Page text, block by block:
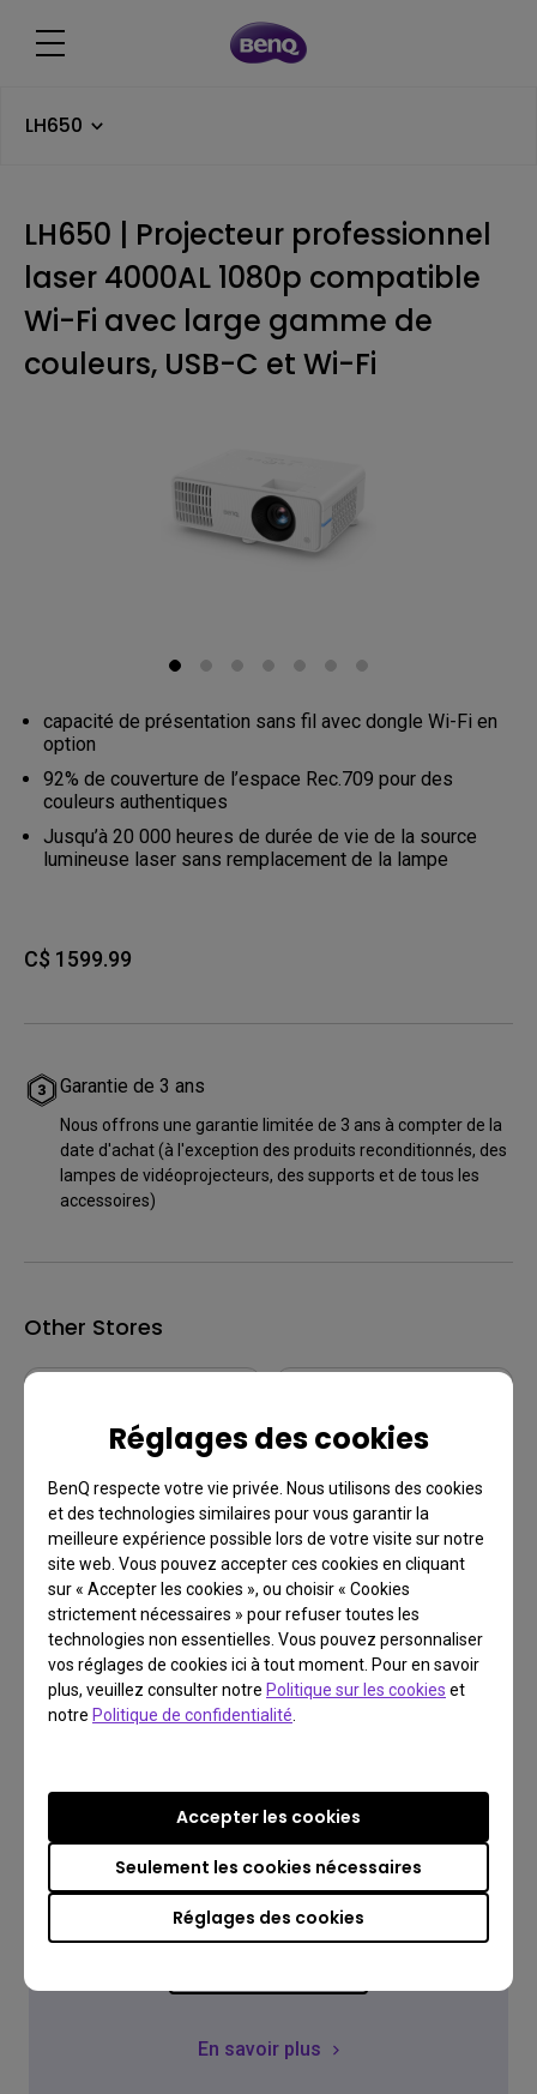
Réglages des cookies
BenQ respecte votre vie privée. Nous utilisons des cookies
et des technologies similaires pour vous garantir la
meilleure expérience possible lors de votre visite sur notre
site web. Vous pouvez accepter ces cookies en cliquant
sur « Accepter les cookies », ou choisir « Cookies
strictement nécessaires » pour refuser toutes les
technologies non essentielles. Vous pouvez personnaliser
vos réglages de cookies ici à tout moment. Pour en savoir
plus, veuillez consulter notre Politique sur les cookies et
notre Politique de confidentialité
Réglages des cookies
Seulement les cookies nécessaires
Accepter les cookies
LH650
LH650 | Projecteur professionnel
laser 4000AL 1080p compatible
Wi-Fi avec large gamme de
couleurs, USB-C et Wi-Fi
capacité de présentation sans fil avec dongle Wi-Fi en
option
92% de couverture de l’espace Rec.709 pour des
couleurs authentiques
Jusqu’à 20 000 heures de durée de vie de la source
lumineuse laser sans remplacement de la lampe
C$ 1599.99
Garantie de 3 ans
Nous offrons une garantie limitée de 3 ans à compter de la
date d'achat (à l'exception des produits reconditionnés, des
lampes de vidéoprojecteurs, des supports et de tous les
accessoires)
Other Stores
In stock
FAQ
Vous avez une question?
En savoir plus